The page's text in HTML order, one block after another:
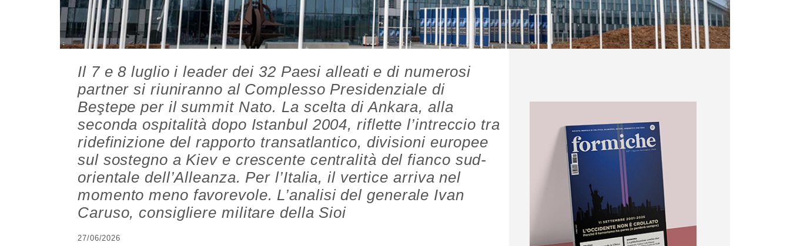
Il 7 e 8 luglio i leader dei 32 Paesi alleati e di numerosi
partner si riuniranno al Complesso Presidenziale di
Beştepe per il summit Nato. La scelta di Ankara, alla
seconda ospitalità dopo Istanbul 2004, riflette l’intreccio tra
ridefinizione del rapporto transatlantico, divisioni europee
sul sostegno a Kiev e crescente centralità del fianco sud-
orientale dell’Alleanza. Per l’Italia, il vertice arriva nel
momento meno favorevole. L’analisi del generale Ivan
Caruso, consigliere militare della Sioi
27/06/2026